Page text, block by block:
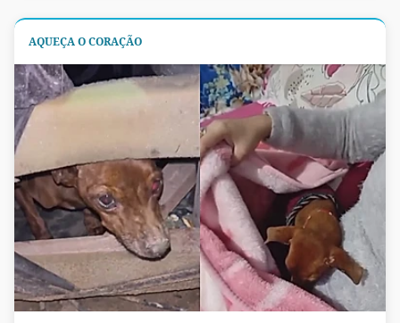
AQUEÇA O CORAÇÃO